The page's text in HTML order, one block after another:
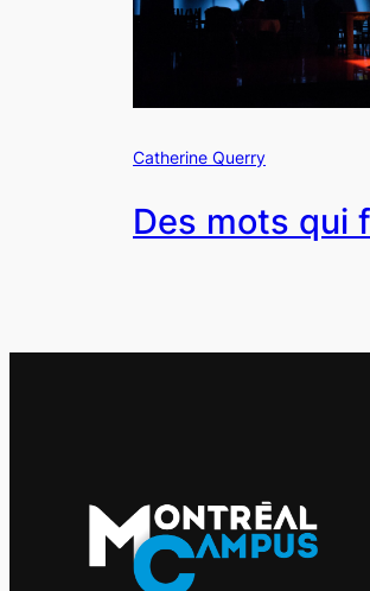
Catherine Querry
Des mots qui